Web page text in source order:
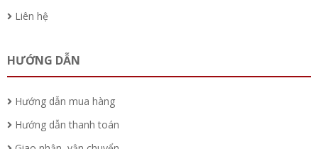
Liên hệ
HƯỚNG DẪN
Hướng dẫn mua hàng
Hướng dẫn thanh toán